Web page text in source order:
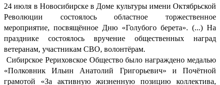
24 июля в Новосибирске в Доме культуры имени Октябрьской
Революции состоялось областное торжественное
мероприятие, посвящённое Дню «Голубого берета». (...) На
празднике состоялось вручение общественных наград
ветеранам, участникам СВО, волонтёрам.
Сибирское Рериховское Общество было награждено медалью
«Полковник Ильин Анатолий Григорьевич» и Почётной
грамотой «За активную жизненную позицию коллектива,